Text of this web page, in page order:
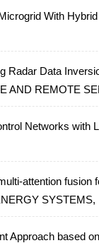
With
Radar Data
AND REMOTE
Networks with
attention fusion
SYSTEMS,
Approach based